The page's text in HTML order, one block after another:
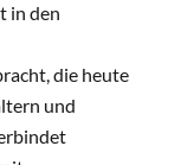
in den
die heute
und